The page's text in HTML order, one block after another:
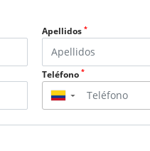
Apellidos *
Teléfono *
▼